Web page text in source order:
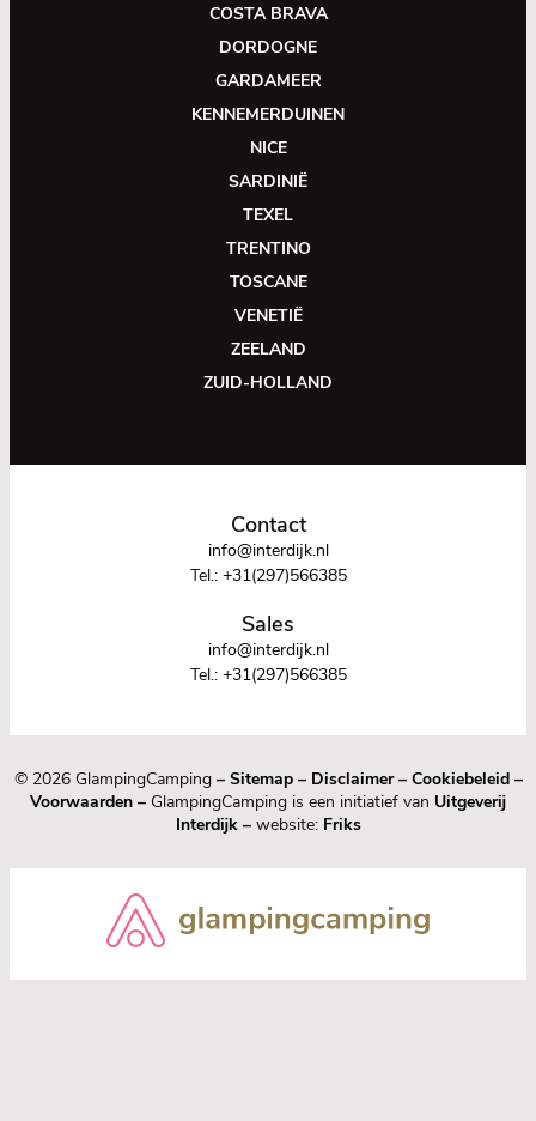
COSTA BRAVA
DORDOGNE
GARDAMEER
KENNEMERDUINEN
NICE
SARDINIË
TEXEL
TRENTINO
TOSCANE
VENETIË
ZEELAND
ZUID-HOLLAND
Contact
info@interdijk.nl
Tel.: +31(297)566385
Sales
info@interdijk.nl
Tel.: +31(297)566385
© 2026 GlampingCamping – Sitemap– Disclaimer– Cookiebeleid–
Voorwaarden – GlampingCamping is een initiatief van Uitgeverij
Interdijk–website: Friks